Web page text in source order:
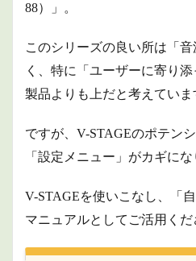
88）」。
このシリーズの良い所は「
く、特に「ユーザーに寄り
製品よりも上だと考えていま
ですが、V-STAGEのポテン
「設定メニュー」がカギにな
V-STAGEを使いこなし、「
マニュアルとしてご活用くだ